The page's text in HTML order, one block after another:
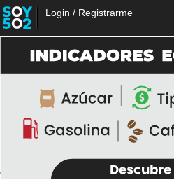
Login / Registrarme